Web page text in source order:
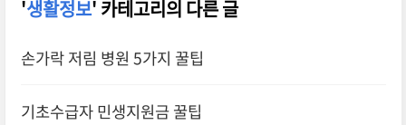
'생활정보' 카테고리의 다른 글
손가락 저림 병원 5가지 꿀팁
기초수급자 민생지원금 꿀팁